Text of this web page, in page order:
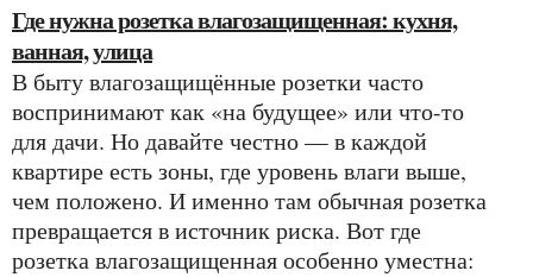
Где нужна розетка влагозащищенная: кухня,
ванная, улица
В быту влагозащищённые розетки часто
воспринимают как «на будущее» или что-то
для дачи. Но давайте честно — в каждой
квартире есть зоны, где уровень влаги выше,
чем положено. И именно там обычная розетка
превращается в источник риска. Вот где
розетка влагозащищенная особенно уместна: